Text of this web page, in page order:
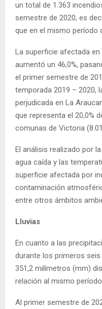
un total de 1.363
semestre de 2020, es
que en el mismo período
La superficie afectada
aumentó un 46,0%,
el primer semestre de
temporada 2019 – 2020,
perjudicada en La
que representa el 20,0%
comunas de Victoria
El análisis realizado por
agua caída y las
superficie afectada por
contaminación
entre otros ámbitos
Lluvias
En cuanto a las
durante los primeros
351,2 milímetros (mm)
relación al mismo
Al primer semestre de